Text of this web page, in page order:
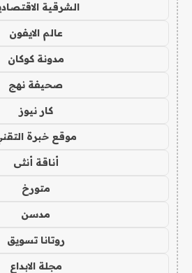
الشرقية
عالم الايفون
مدونة كوكان
صحيفة نهج
كار نيوز
موقع خبرة
أناقة أنثى
متورخ
مدسن
روتانا تسويق
مجلة الابداع